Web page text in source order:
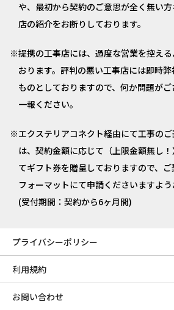
や、最初から契約のご意思が全く無い
店の紹介をお断りしております。
提携の工事店には、過度な営業を控え
おります。評判の悪い工事店には即時
ものとしておりますので、何か問題が
一報ください。
エクステリアコネクト経由にて工事の
は、契約金額に応じて（上限金額無し
てギフト券を贈呈しておりますので、
フォーマットにて申請くださいますよう
(受付期間：契約から6ヶ月間)
プライバシーポリシー
利用規約
お問い合わせ